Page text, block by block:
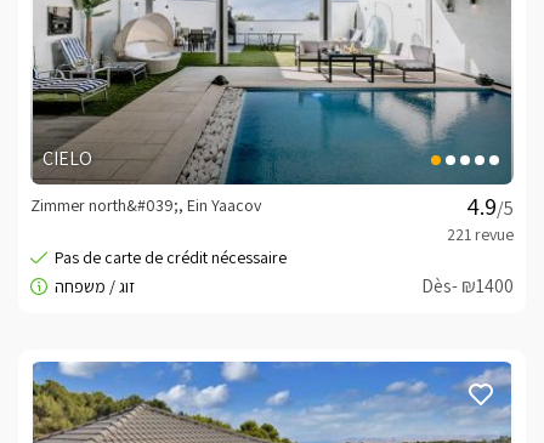
CIELO
/5
Zimmer north&#039;, Ein Yaacov
Dès- ₪1400